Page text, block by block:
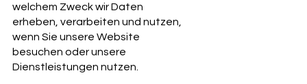
welchem Zweck wir Daten
erheben, verarbeiten und nutzen,
wenn Sie unsere Website
besuchen oder unsere
Dienstleistungen nutzen.